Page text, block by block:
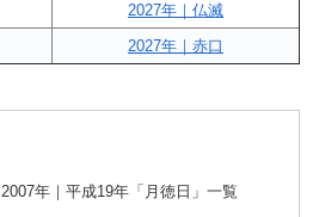
2027年｜仏滅
2027年｜赤口
2007年｜平成19年「月徳日」一覧